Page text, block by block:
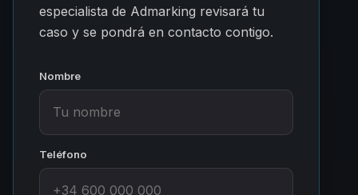
especialista de Admarking revisará tu
caso y se pondrá en contacto contigo.
Nombre
Teléfono